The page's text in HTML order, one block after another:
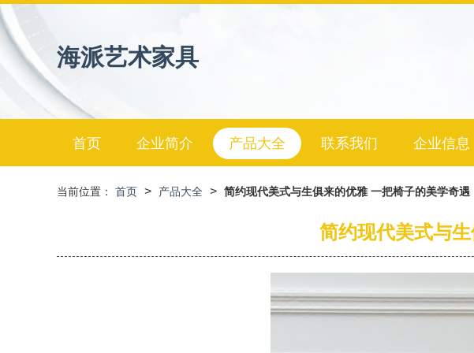
海派艺术家具
首页 企业简介 产品大全 联系我们 企业信息
当前位置： 首页 > 产品大全 > 简约现代美式与生俱来的优雅 一把椅子的美学奇遇
简约现代美式与